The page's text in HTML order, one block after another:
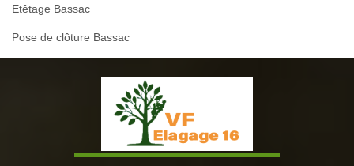
Etêtage Bassac
Pose de clôture Bassac